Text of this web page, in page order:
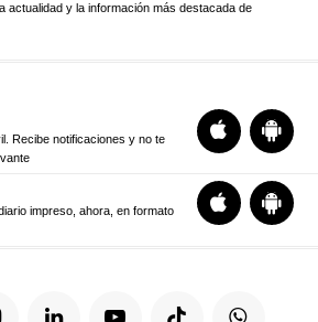
actualidad y la información más destacada de
Recibe notificaciones y no te
impreso, ahora, en formato